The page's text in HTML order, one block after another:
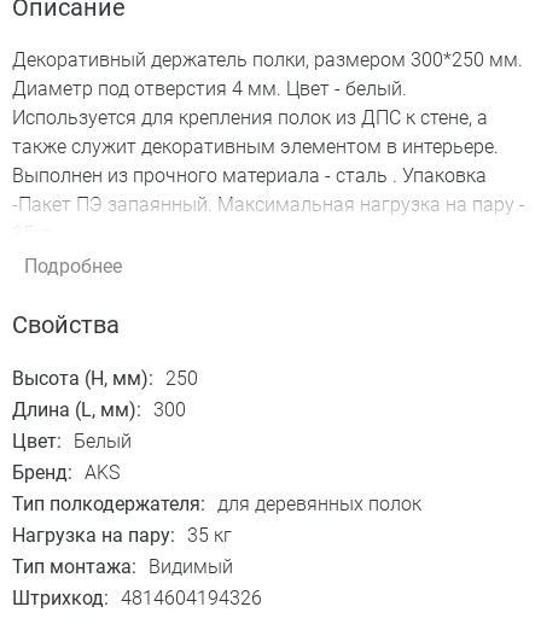
Описание
Декоративный держатель полки, размером 300*250 мм.
Диаметр под отверстия 4 мм. Цвет - белый.
Используется для крепления полок из ДПС к стене, а
также служит декоративным элементом в интерьере.
Выполнен из прочного материала - сталь . Упаковка
-Пакет ПЭ запаянный. Максимальная нагрузка на пару -
Подробнее
Свойства
Высота (H, мм):
250
Длина (L, мм):
300
Цвет:
Белый
Бренд: AKS
Тип полкодержателя: для деревянных полок
Нагрузка на пару:
35 кг
Тип монтажа:
Видимый
Штрихкод: 4814604194326